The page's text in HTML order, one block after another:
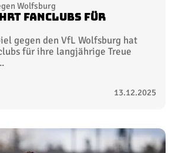
Wolfsburg
Fanclubs für
gegen den VfL Wolfsburg hat
für ihre langjährige Treue
13.12.2025